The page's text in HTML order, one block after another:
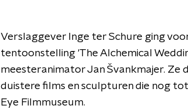
Verslaggever Inge ter Schure ging
tentoonstelling 'The Alchemical
meesteranimator Jan Švankmajer. Ze
duistere films en sculpturen die nog
Eye Filmmuseum.